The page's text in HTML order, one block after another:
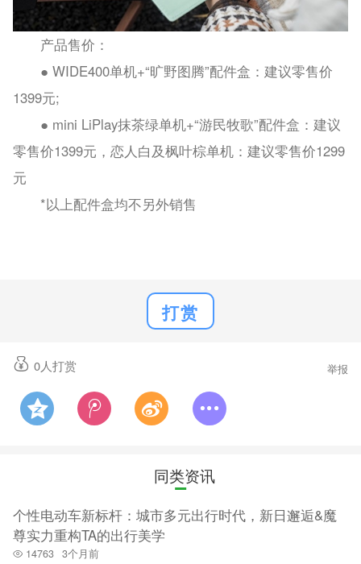
产品售价：
● WIDE400单机+“旷野图腾”配件盒：建议零售价
1399元;
● mini LiPlay抹茶绿单机+“游民牧歌”配件盒：建议
零售价1399元，恋人白及枫叶棕单机：建议零售价1299
元
*以上配件盒均不另外销售
打赏
0人打赏 举报
同类资讯
个性电动车新标杆：城市多元出行时代，新日邂逅&魔
尊实力重构TA的出行美学
14763 3个月前